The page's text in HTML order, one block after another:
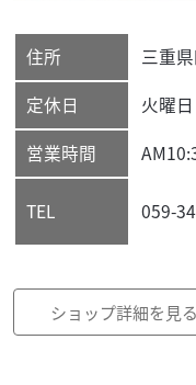
住所 三重県
定休日
火曜日
営業時間
TEL 059-
ショップ詳細を見る